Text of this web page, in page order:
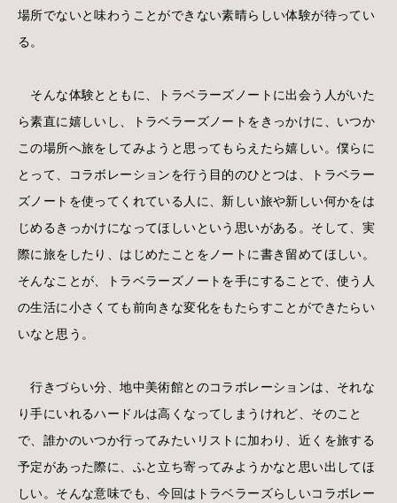
場所でないと味わうことができない素晴らしい体験が待ってい
る。
そんな体験とともに、トラベラーズノートに出会う人がいた
ら素直に嬉しいし、トラベラーズノートをきっかけに、いつか
この場所へ旅をしてみようと思ってもらえたら嬉しい。僕らに
とって、コラボレーションを行う目的のひとつは、トラベラー
ズノートを使ってくれている人に、新しい旅や新しい何かをは
じめるきっかけになってほしいという思いがある。そして、実
際に旅をしたり、はじめたことをノートに書き留めてほしい。
そんなことが、トラベラーズノートを手にすることで、使う人
の生活に小さくても前向きな変化をもたらすことができたらい
いなと思う。
行きづらい分、地中美術館とのコラボレーションは、それな
り手にいれるハードルは高くなってしまうけれど、そのこと
で、誰かのいつか行ってみたいリストに加わり、近くを旅する
予定があった際に、ふと立ち寄ってみようかなと思い出してほ
しい。そんな意味でも、今回はトラベラーズらしいコラボレー